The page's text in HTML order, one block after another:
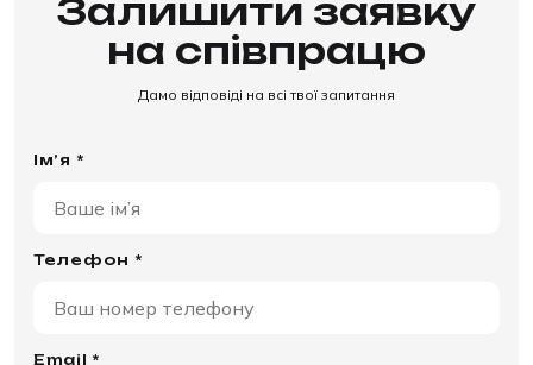
Залишити заявку
на співпрацю
Дамо відповіді на всі твої запитання
Ім’я *
Телефон *
Email *